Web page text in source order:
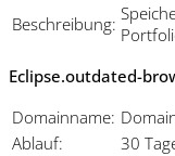
Beschreibung:
Eclipse.outdated-
Domainname:
Ablauf:
30